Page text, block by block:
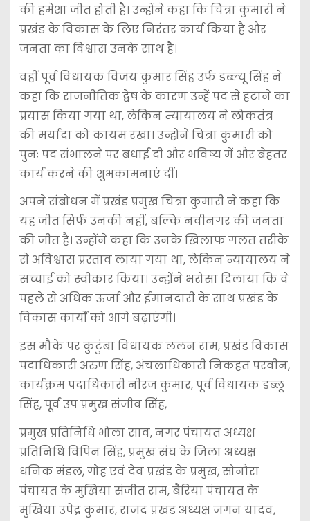
की हमेशा जीत होती है। उन्होंने कहा कि चित्रा कुमारी ने
प्रखंड के विकास के लिए निरंतर कार्य किया है और
जनता का विश्वास उनके साथ है।
वहीं पूर्व विधायक विजय कुमार सिंह उर्फ डब्ल्यू सिंह ने
कहा कि राजनीतिक द्वेष के कारण उन्हें पद से हटाने का
प्रयास किया गया था, लेकिन न्यायालय ने लोकतंत्र
की मर्यादा को कायम रखा। उन्होंने चित्रा कुमारी को
पुनः पद संभालने पर बधाई दी और भविष्य में और बेहतर
कार्य करने की शुभकामनाएं दीं।
अपने संबोधन में प्रखंड प्रमुख चित्रा कुमारी ने कहा कि
यह जीत सिर्फ उनकी नहीं, बल्कि नवीनगर की जनता
की जीत है। उन्होंने कहा कि उनके खिलाफ गलत तरीके
से अविश्वास प्रस्ताव लाया गया था, लेकिन न्यायालय ने
सच्चाई को स्वीकार किया। उन्होंने भरोसा दिलाया कि वे
पहले से अधिक ऊर्जा और ईमानदारी के साथ प्रखंड के
विकास कार्यों को आगे बढ़ाएंगी।
इस मौके पर कुटुंबा विधायक ललन राम, प्रखंड विकास
पदाधिकारी अरुण सिंह, अंचलाधिकारी निकहत परवीन,
कार्यक्रम पदाधिकारी नीरज कुमार, पूर्व विधायक डब्लू
सिंह, पूर्व उप प्रमुख संजीव सिंह,
प्रमुख प्रतिनिधि भोला साव, नगर पंचायत अध्यक्ष
प्रतिनिधि विपिन सिंह, प्रमुख संघ के जिला अध्यक्ष
धनिक मंडल, गोह एवं देव प्रखंड के प्रमुख, सोनौरा
पंचायत के मुखिया संजीत राम, बैरिया पंचायत के
मुखिया उपेंद्र कुमार, राजद प्रखंड अध्यक्ष जगन यादव,